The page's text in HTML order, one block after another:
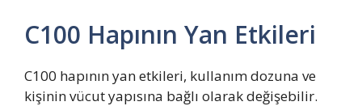
C100 Hapının Yan Etkileri
C100 hapının yan etkileri, kullanım dozuna ve
kişinin vücut yapısına bağlı olarak değişebilir.